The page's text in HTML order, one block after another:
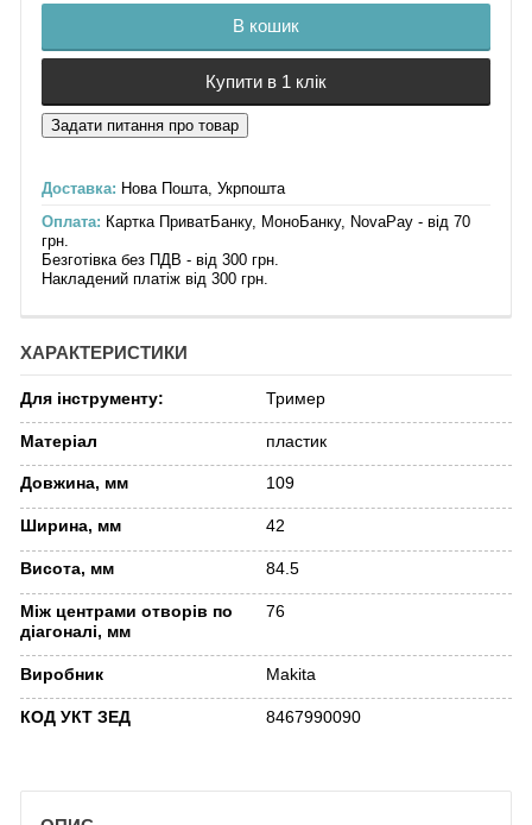
В кошик
Купити в 1 клік
Доставка: Нова Пошта, Укрпошта
Оплата: Картка ПриватБанку, МоноБанку, NovaPay - від 70
грн.
Безготівка без ПДВ - від 300 грн.
Накладений платіж від 300 грн.
ХАРАКТЕРИСТИКИ
Для інструменту: Тример
Матеріал пластик
Довжина, мм 109
Ширина, мм 42
Висота, мм 84.5
Між центрами отворів по
діагоналі, мм
76
Виробник Makita
КОД УКТ ЗЕД 8467990090